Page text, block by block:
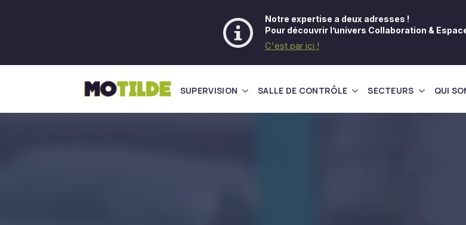
Notre expertise a deux adresses !
Pour découvrir l’univers Collaboration &
C'est par ici !
SUPERVISION SALLE DE CONTRÔLE SECTEURS QUI